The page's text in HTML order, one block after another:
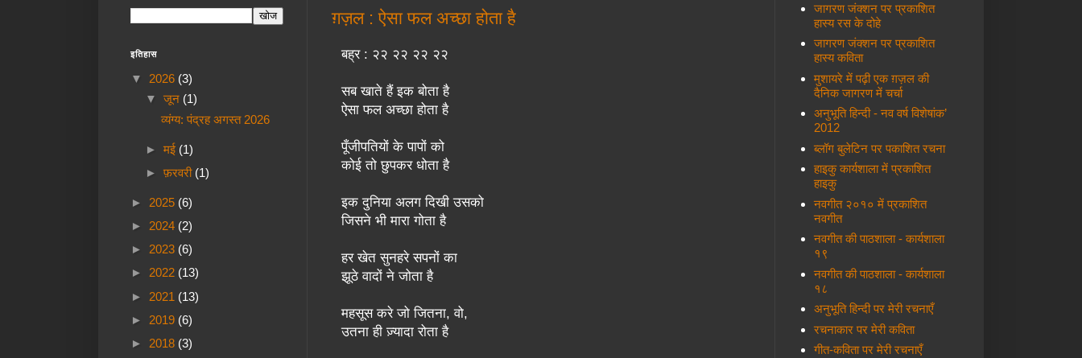
ग़ज़ल : ऐसा फल अच्छा होता है
बह्र : २२ २२ २२ २२
सब खाते हैं इक बोता है
ऐसा फल अच्छा होता है
पूँजीपतियों के पापों को
कोई तो छुपकर धोता है
इक दुनिया अलग दिखी उसको
जिसने भी मारा गोता है
हर खेत सुनहरे सपनों का
झूठे वादों ने जोता है
महसूस करे जो जितना, वो,
उतना ही ज़्यादा रोता है
इतिहास
▼ 2026 (3)
▼ जून (1)
व्यंग्य: पंद्रह अगस्त 2026
► मई (1)
► फ़रवरी (1)
► 2025 (6)
► 2024 (2)
► 2023 (6)
► 2022 (13)
► 2021 (13)
► 2019 (6)
► 2018 (3)
जागरण जंक्शन पर प्रकाशित
हास्य रस के दोहे
जागरण जंक्शन पर प्रकाशित
हास्य कविता
मुशायरे में पढ़ी एक ग़ज़ल की
दैनिक जागरण में चर्चा
अनुभूति हिन्दी - नव वर्ष विशेषांक’
2012
ब्लॉग बुलेटिन पर पकाशित रचना
हाइकु कार्यशाला में प्रकाशित
हाइकु
नवगीत २०१० में प्रकाशित
नवगीत
नवगीत की पाठशाला - कार्यशाला
१९
नवगीत की पाठशाला - कार्यशाला
१८
अनुभूति हिन्दी पर मेरी रचनाएँ
रचनाकार पर मेरी कविता
गीत-कविता पर मेरी रचनाएँ